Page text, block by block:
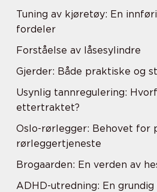
Tuning av kjøretøy: En
fordeler
Forståelse av låsesylindre
Gjerder: Både praktiske og
Usynlig tannregulering:
ettertraktet?
Oslo-rørlegger: Behovet for
rørleggertjeneste
Brogaarden: En verden av
ADHD-utredning: En